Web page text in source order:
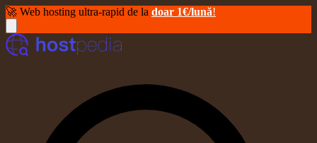
🚀 Web hosting ultra-rapid de la doar 1€/lună!